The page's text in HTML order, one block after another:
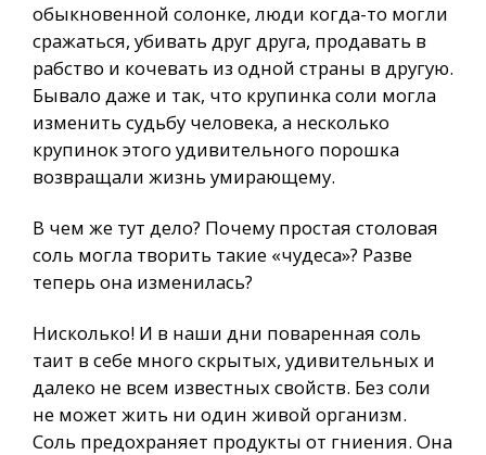
обыкновенной солонке, люди когда-то могли
сражаться, убивать друг друга, продавать в
рабство и кочевать из одной страны в другую.
Бывало даже и так, что крупинка соли могла
изменить судьбу человека, а несколько
крупинок этого удивительного порошка
возвращали жизнь умирающему.
В чем же тут дело? Почему простая столовая
соль могла творить такие «чудеса»? Разве
теперь она изменилась?
Нисколько! И в наши дни поваренная соль
таит в себе много скрытых, удивительных и
далеко не всем известных свойств. Без соли
не может жить ни один живой организм.
Соль предохраняет продукты от гниения. Она